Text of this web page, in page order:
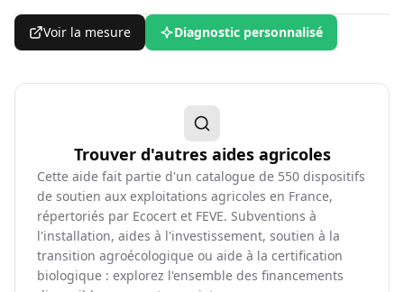
Voir la mesure Diagnostic personnalisé
Trouver d'autres aides agricoles
Cette aide fait partie d'un catalogue de 550 dispositifs
de soutien aux exploitations agricoles en France,
répertoriés par Ecocert et FEVE. Subventions à
l'installation, aides à l'investissement, soutien à la
transition agroécologique ou aide à la certification
biologique : explorez l'ensemble des financements